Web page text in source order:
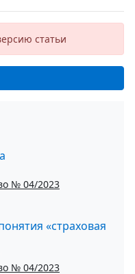
статьи
№ 04/2023
«страховая
№ 04/2023